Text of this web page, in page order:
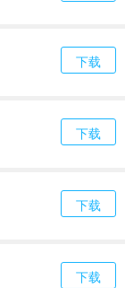
下载
下载
下载
下载